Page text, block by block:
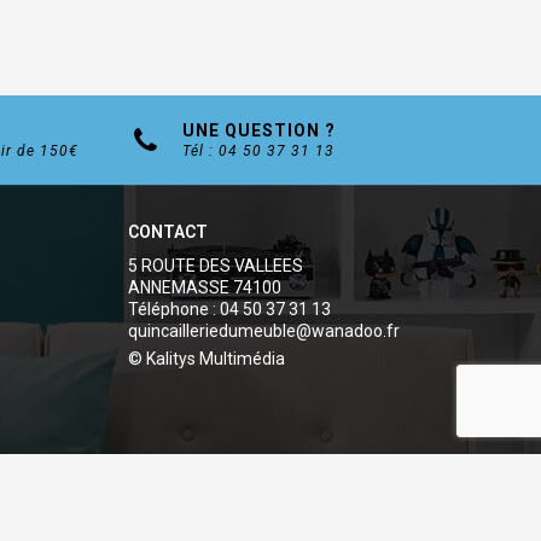
de 150€
UNE QUESTION ?
Tél : 04 50 37 31 13
CONTACT
5 ROUTE DES VALLEES
ANNEMASSE 74100
Téléphone : 04 50 37 31 13
quincailleriedumeuble@wanadoo.fr
© Kalitys Multimédia